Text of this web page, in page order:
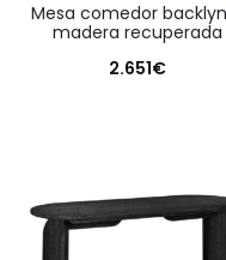
mesa comedor backlyn –
madera recuperada
2.651€